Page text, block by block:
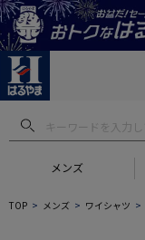
メンズ
TOP メンズ ワイシャツ